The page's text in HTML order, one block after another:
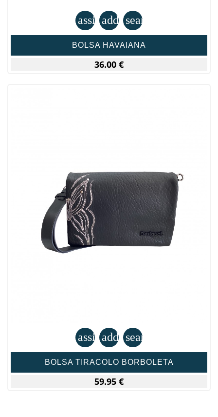
assignment
add_shopping_cart
search
BOLSA HAVAIANA
36.00 €
assignment
add_shopping_cart
search
BOLSA TIRACOLO BORBOLETA
59.95 €